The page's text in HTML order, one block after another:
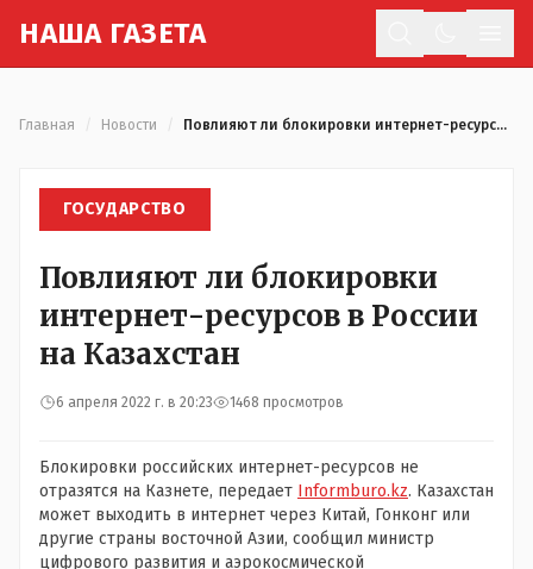
НАША ГАЗЕТА
Главная Новости Повлияют ли блокировки интернет-ресурсов в России на Казахстан
ГОСУДАРСТВО
Повлияют ли блокировки
интернет-ресурсов в России
на Казахстан
6 апреля 2022 г. в 20:23 1468 просмотров
Блокировки российских интернет-ресурсов не
отразятся на Казнете, передает Informburo.kz. Казахстан
может выходить в интернет через Китай, Гонконг или
другие страны восточной Азии, сообщил министр
цифрового развития и аэрокосмической